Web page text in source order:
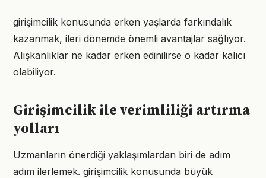
girişimcilik konusunda erken yaşlarda farkındalık
kazanmak, ileri dönemde önemli avantajlar sağlıyor.
Alışkanlıklar ne kadar erken edinilirse o kadar kalıcı
olabiliyor.
Girişimcilik ile verimliliği artırma
yolları
Uzmanların önerdiği yaklaşımlardan biri de adım
adım ilerlemek. girişimcilik konusunda büyük